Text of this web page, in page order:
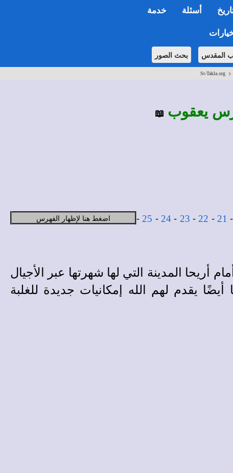
أسئلة خدمة
المقدس بحث الصور
St-Takla.org>
يعقوب 📖
اضغط هنا لإظهار الفهرس -
21
-
22
-
23
-
24
-
25
-
أريحا المدينة التي لها شهرتها عبر الأجيال
يقدم لهم الله إمكانيات جديدة للغلبة